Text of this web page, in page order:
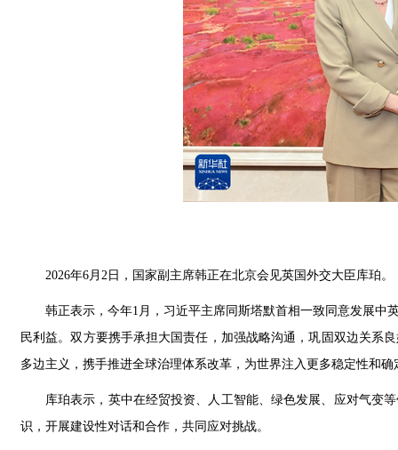
2026年6月2日，国家副主席韩正在北京会见英国外交大臣库珀。
韩正表示，今年1月，习近平主席同斯塔默首相一致同意发展
民利益。双方要携手承担大国责任，加强战略沟通，巩固双边关系
多边主义，携手推进全球治理体系改革，为世界注入更多稳定性和确
库珀表示，英中在经贸投资、人工智能、绿色发展、应对气变
识，开展建设性对话和合作，共同应对挑战。